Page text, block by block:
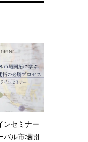
ンセミナー
バル市場開